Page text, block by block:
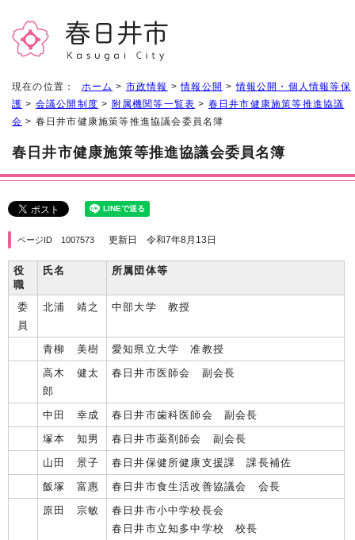
現在の位置： ホーム > 市政情報 >情報公開 >情報公開・個人情報等保
護 > 会議公開制度 > 附属機関等一覧表 > 春日井市健康施策等推進協議
会 > 春日井市健康施策等推進協議会委員名簿
春日井市健康施策等推進協議会委員名簿
ページID 1007573 更新日 令和7年8月13日
役
職
氏名 所属団体等
委
員
北浦 靖之 中部大学 教授
青柳 美樹
愛知県立大学 准教授
高木 健太
郎
春日井市医師会 副会長
中田 幸成
春日井市歯科医師会 副会長
塚本 知男
春日井市薬剤師会 副会長
山田 景子
春日井保健所健康支援課 課長補佐
飯塚 富惠
春日井市食生活改善協議会 会長
原田 宗敏
春日井市小中学校長会
春日井市立知多中学校 校長